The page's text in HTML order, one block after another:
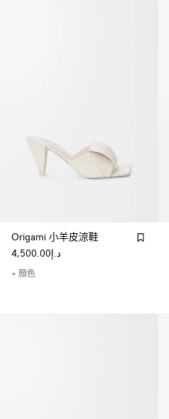
Origami 小羊皮涼鞋
د.إ4,500.00
+ 顏色